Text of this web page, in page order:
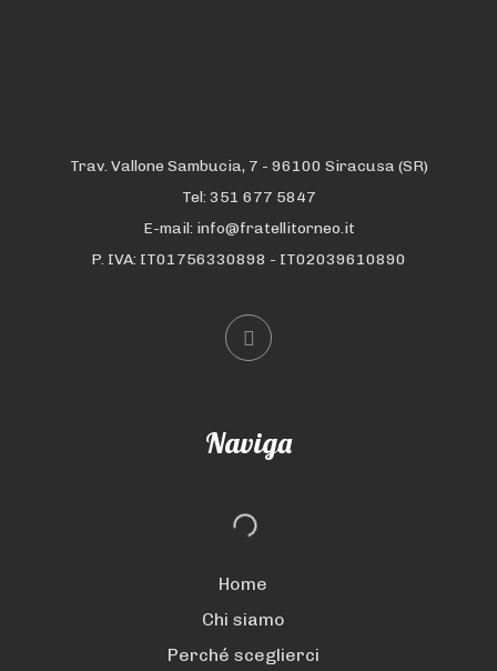
Trav. Vallone Sambucia, 7 - 96100 Siracusa (SR)
Tel: 351 677 5847
E-mail: info@fratellitorneo.it
P. IVA: IT01756330898 - IT02039610890
Naviga
Home
Chi siamo
Perché sceglierci